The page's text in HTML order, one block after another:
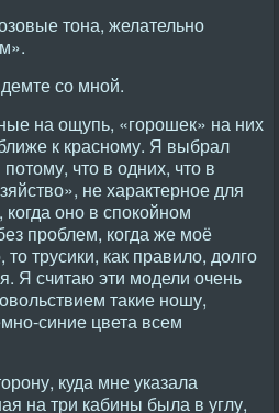
тона, желательно
со мной.
на ощупь, «горошек» на них
к красному. Я выбрал
что в одних, что в
не характерное для
когда оно в спокойном
проблем, когда же моё
трусики, как правило, долго
Я считаю эти модели очень
такие ношу,
синие цвета всем
куда мне указала
на три кабины была в углу,